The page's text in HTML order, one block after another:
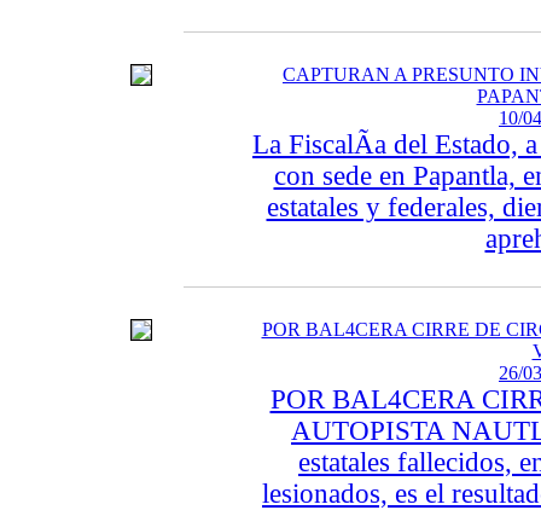
CAPTURAN A PRESUNTO
10/
La FiscalÃ­a del Estado,
con sede en Papantla,
estatales y federales,
POR BAL4CERA CIRRE DE
26/
POR BAL4CERA
AUTOPISTA
estatales fallecidos,
lesionados, es el